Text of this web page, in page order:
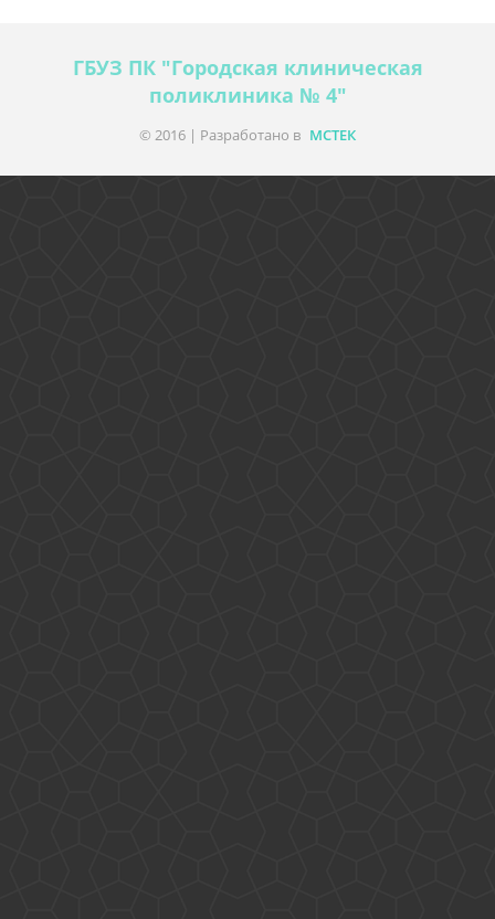
ГБУЗ ПК "Городская клиническая
поликлиника № 4"
© 2016 | Разработано в МСТЕК